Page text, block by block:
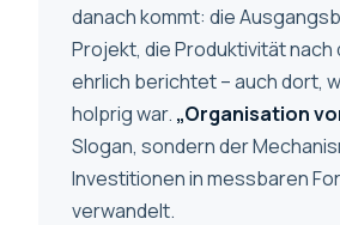
danach kommt: die
Projekt, die Produktivität nach
ehrlich berichtet – auch dort,
holprig war. „Organisation
Slogan, sondern der
Investitionen in messbaren
verwandelt.